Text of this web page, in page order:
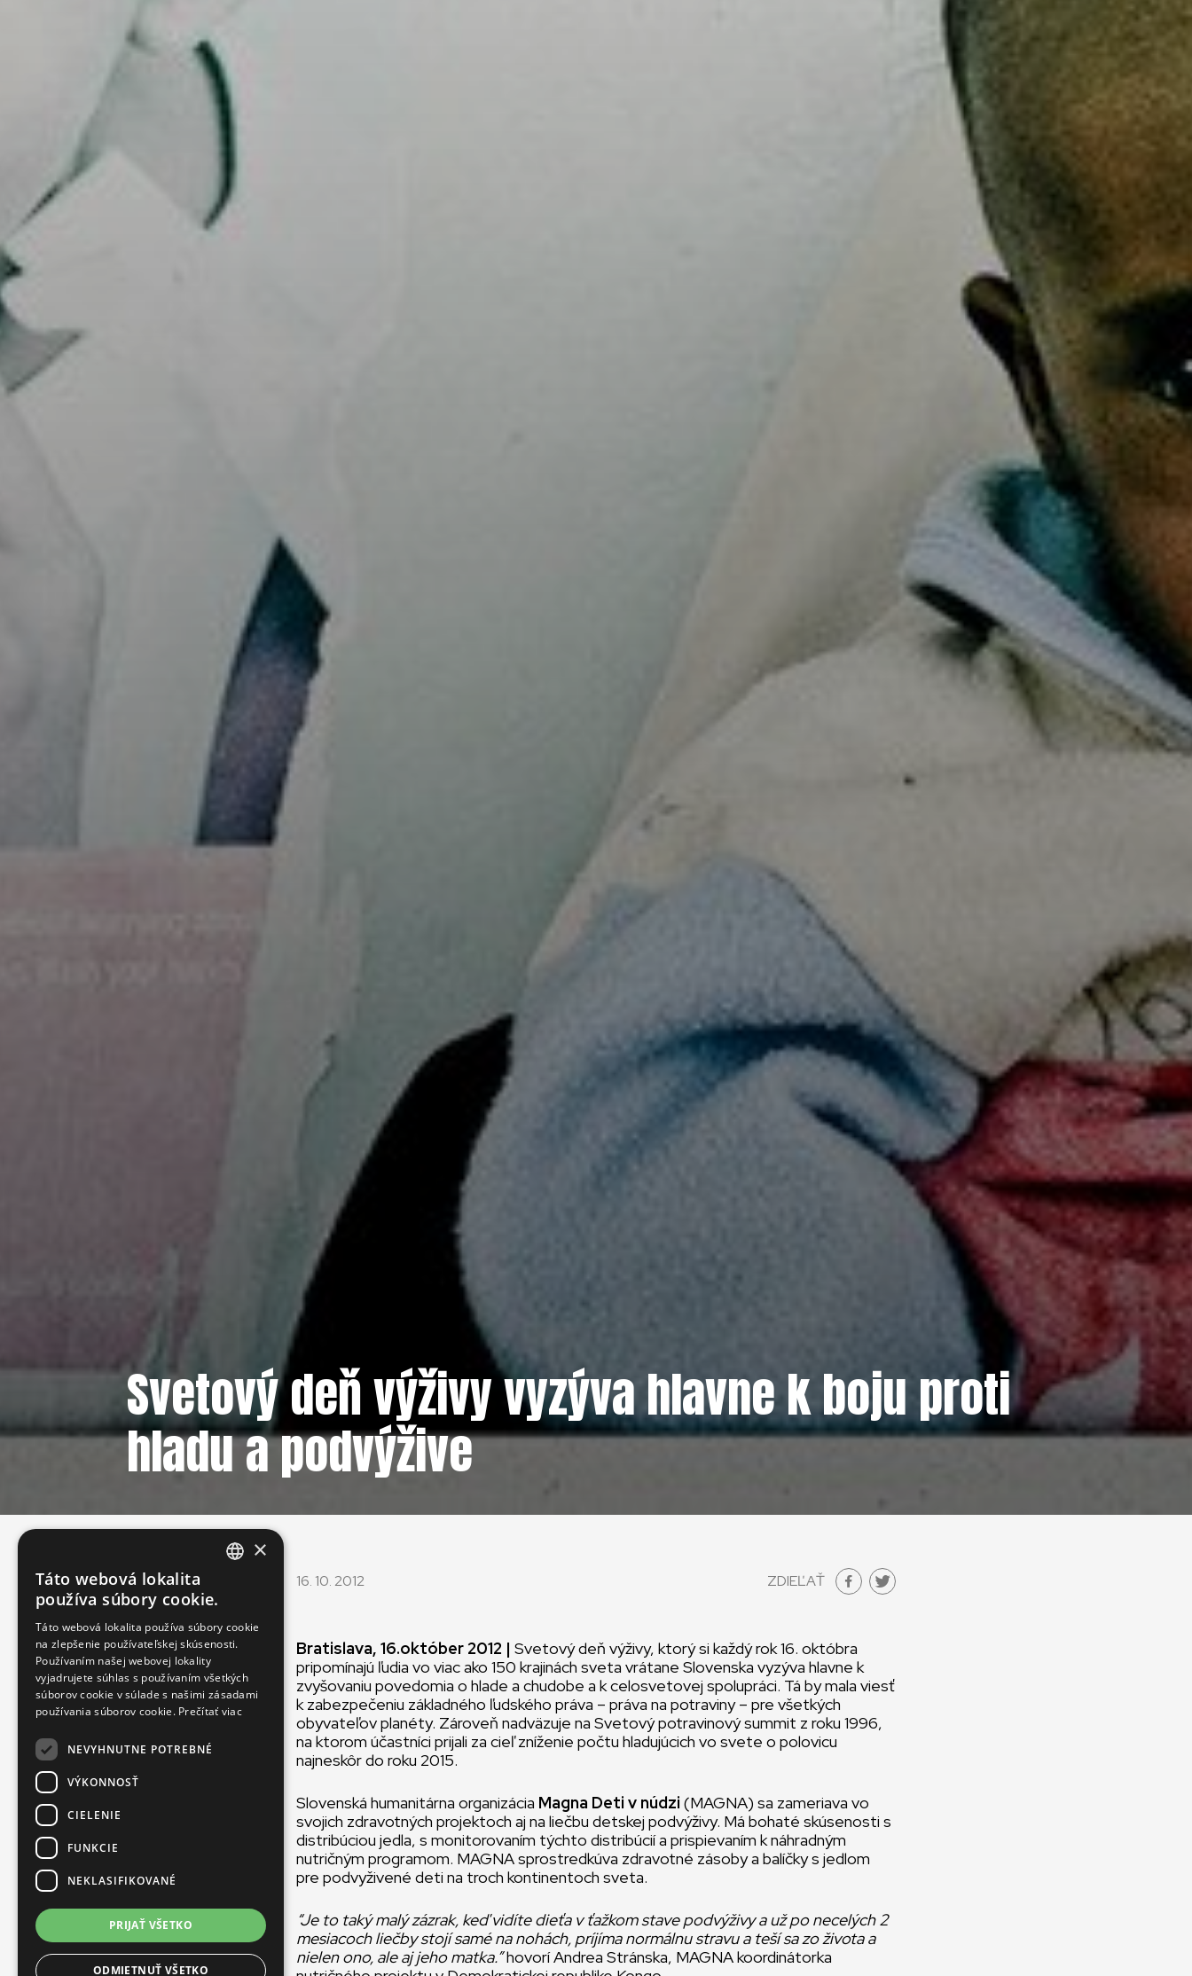
Svetový deň výživy vyzýva hlavne k boju proti
hladu a podvýžive
16. 10. 2012 ZDIEĽAŤ
Bratislava, 16.október 2012 | Svetový deň výživy, ktorý si každý rok 16. októbra
pripomínajú ľudia vo viac ako 150 krajinách sveta vrátane Slovenska vyzýva hlavne k
zvyšovaniu povedomia o hlade a chudobe a k celosvetovej spolupráci. Tá by mala viesť
k zabezpečeniu základného ľudského práva – práva na potraviny – pre všetkých
obyvateľov planéty. Zároveň nadväzuje na Svetový potravinový summit z roku 1996,
na ktorom účastníci prijali za cieľ zníženie počtu hladujúcich vo svete o polovicu
najneskôr do roku 2015.
Slovenská humanitárna organizácia Magna Deti v núdzi (MAGNA) sa zameriava vo
svojich zdravotných projektoch aj na liečbu detskej podvýživy. Má bohaté skúsenosti s
distribúciou jedla, s monitorovaním týchto distribúcií a prispievaním k náhradným
nutričným programom. MAGNA sprostredkúva zdravotné zásoby a balíčky s jedlom
pre podvyživené deti na troch kontinentoch sveta.
“Je to taký malý zázrak, keď vidíte dieťa v ťažkom stave podvýživy a už po necelých 2
mesiacoch liečby stojí samé na nohách, príjíma normálnu stravu a teší sa zo života a
nielen ono, ale aj jeho matka.”hovorí Andrea Stránska, MAGNA koordinátorka
CZECH
FRENCH
×
Táto webová lokalita
používa súbory cookie.
Táto webová lokalita používa súbory cookie
na zlepšenie používateľskej skúsenosti.
Používaním našej webovej lokality
vyjadrujete súhlas s používaním všetkých
súborov cookie v súlade s našimi zásadami
používania súborov cookie. Prečítať viac
NEVYHNUTNE POTREBNÉ
VÝKONNOSŤ
CIELENIE
FUNKCIE
NEKLASIFIKOVANÉ
PRIJAŤ VŠETKO
ODMIETNUŤ VŠETKO